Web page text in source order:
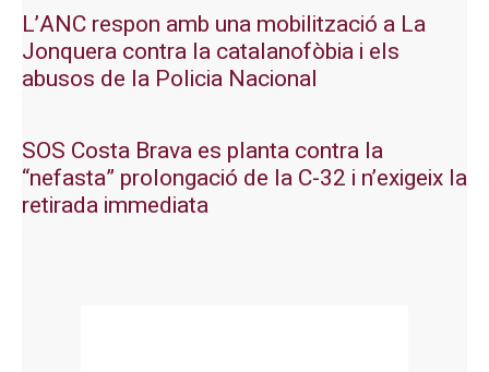
L’ANC respon amb una mobilització a La
Jonquera contra la catalanofòbia i els
abusos de la Policia Nacional
SOS Costa Brava es planta contra la
“nefasta” prolongació de la C-32 i n’exigeix la
retirada immediata